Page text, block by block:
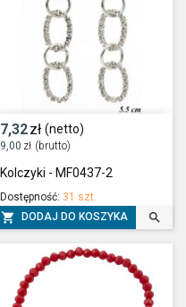
7,32zł (netto)
9,00 zł (brutto)
Kolczyki - MF0437-2
Dostępność: 31 szt.
 DODAJ DO KOSZYKA 